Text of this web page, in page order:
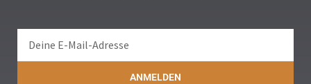
ANMELDEN